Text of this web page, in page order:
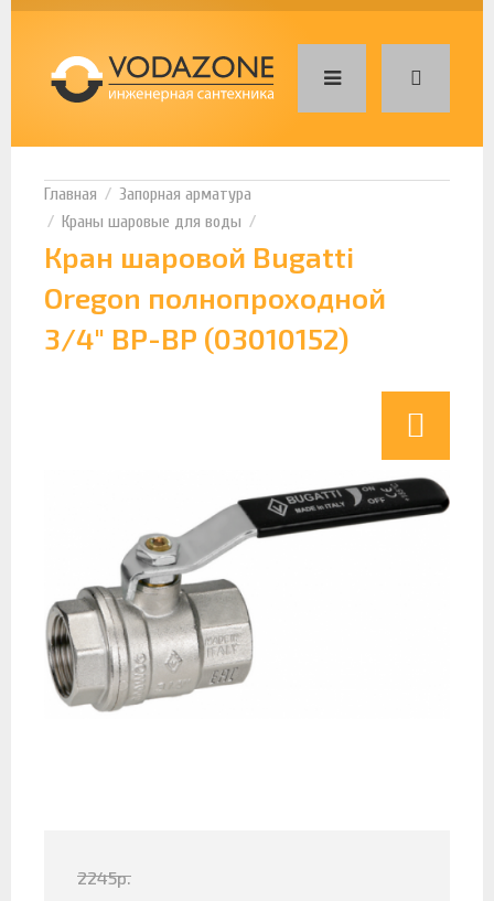
Запорная арматура
Краны шаровые для воды
Кран шаровой Bugatti
Oregon полнопроходной
3/4" ВР-ВР (03010152)
2245р.